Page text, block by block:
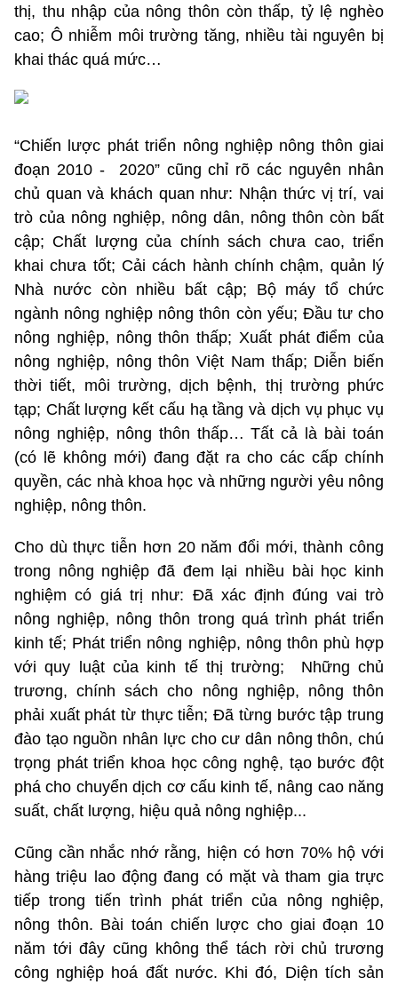
thị, thu nhập của nông thôn còn thấp, tỷ lệ nghèo
cao; Ô nhiễm môi trường tăng, nhiều tài nguyên bị
khai thác quá mức…
“Chiến lược phát triển nông nghiệp nông thôn giai
đoạn 2010 -
2020” cũng chỉ rõ các nguyên nhân
chủ quan và khách quan như: Nhận thức vị trí, vai
trò của nông nghiệp, nông dân, nông thôn còn bất
cập; Chất lượng của chính sách chưa cao, triển
khai chưa tốt; Cải cách hành chính chậm, quản lý
Nhà nước còn nhiều bất cập; Bộ máy tổ chức
ngành nông nghiệp nông thôn còn yếu; Đầu tư cho
nông nghiệp, nông thôn thấp; Xuất phát điểm của
nông nghiệp, nông thôn Việt Nam thấp; Diễn biến
thời tiết, môi trường, dịch bệnh, thị trường phức
tạp; Chất lượng kết cấu hạ tầng và dịch vụ phục vụ
nông nghiệp, nông thôn thấp… Tất cả là bài toán
(có lẽ không mới) đang đặt ra cho các cấp chính
quyền, các nhà khoa học và những người yêu nông
nghiệp, nông thôn.
Cho dù thực tiễn hơn 20 năm đổi mới, thành công
trong nông nghiệp đã đem lại nhiều bài học kinh
nghiệm có giá trị như: Đã xác định đúng vai trò
nông nghiệp, nông thôn trong quá trình phát triển
kinh tế; Phát triển nông nghiệp, nông thôn phù hợp
với quy luật của kinh tế thị trường;
Những chủ
trương, chính sách cho nông nghiệp, nông thôn
phải xuất phát từ thực tiễn; Đã từng bước tập trung
đào tạo nguồn nhân lực cho cư dân nông thôn, chú
trọng phát triển khoa học công nghệ, tạo bước đột
phá cho chuyển dịch cơ cấu kinh tế, nâng cao năng
suất, chất lượng, hiệu quả nông nghiệp...
Cũng cần nhắc nhớ rằng, hiện có hơn 70% hộ với
hàng triệu lao động đang có mặt và tham gia trực
tiếp trong tiến trình phát triển của nông nghiệp,
nông thôn. Bài toán chiến lược cho giai đoạn 10
năm tới đây cũng không thể tách rời chủ trương
công nghiệp hoá đất nước. Khi đó, Diện tích sản